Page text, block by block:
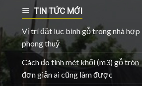
TIN TỨC MỚI
Vị trí đặt lục bình gỗ trong nhà hợp
phong thuỷ
Cách đo tính mét khối (m3) gỗ tròn
đơn giản ai cũng làm được